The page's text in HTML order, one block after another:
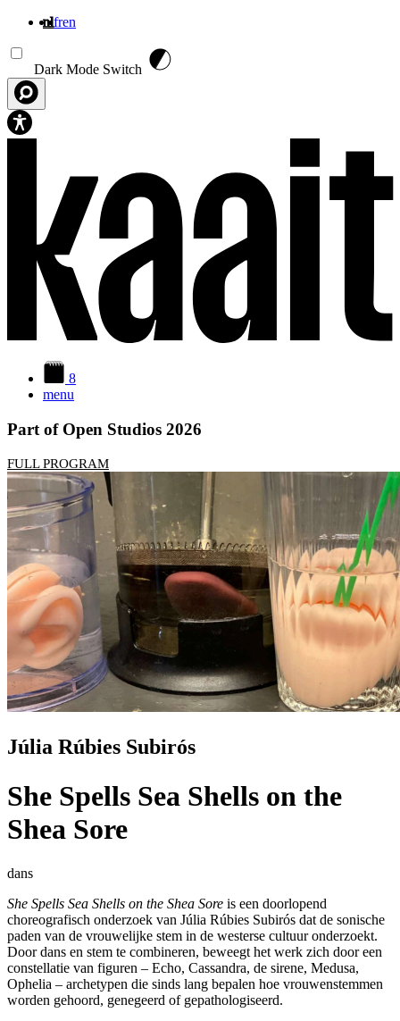
nlfren
Dark Mode Switch
8
menu
Part of Open Studios 2026
FULL PROGRAM
Júlia Rúbies Subirós
She Spells Sea Shells on the
Shea Sore
dans
She Spells Sea Shells on the Shea Sore is een doorlopend
choreografisch onderzoek van Júlia Rúbies Subirós dat de sonische
paden van de vrouwelijke stem in de westerse cultuur onderzoekt.
Door dans en stem te combineren, beweegt het werk zich door een
constellatie van figuren – Echo, Cassandra, de sirene, Medusa,
Ophelia – archetypen die sinds lang bepalen hoe vrouwenstemmen
worden gehoord, genegeerd of gepathologiseerd.